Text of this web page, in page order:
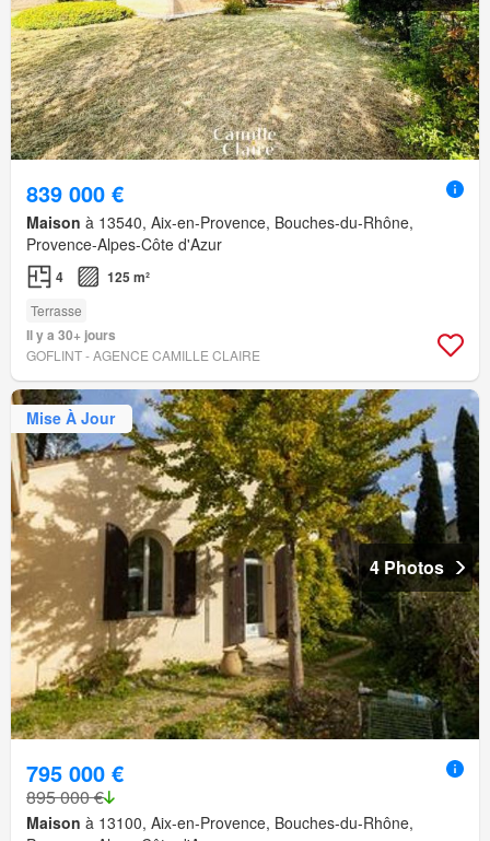
839 000 €
Maison à 13540, Aix-en-Provence, Bouches-du-Rhône,
Provence-Alpes-Côte d'Azur
4 125 m²
Terrasse
Il y a 30+ jours
GOFLINT - AGENCE CAMILLE CLAIRE
Mise À Jour
4 Photos
795 000 €
895 000 €
Maison à 13100, Aix-en-Provence, Bouches-du-Rhône,